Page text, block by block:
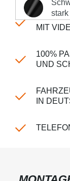
stark
Schwarz
MIT
100%
UND
IN